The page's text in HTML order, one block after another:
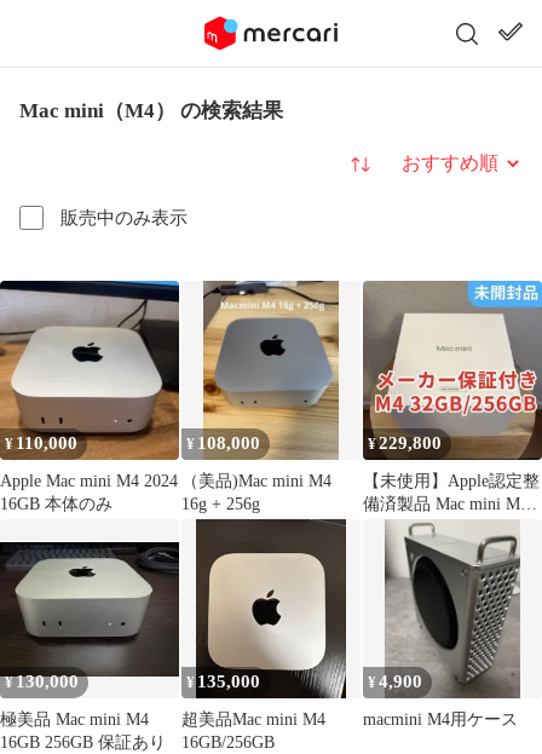
Mac mini（M4） の検索結果
販売中のみ表示
並び替え
¥ 110,000
Apple Mac mini M4 2024
16GB 本体のみ
¥ 108,000
（美品)Mac mini M4
16g + 256g
¥229,800
【未使用】Apple認定整
備済製品 Mac mini M4
32GB 256GB
¥130,000
極美品 Mac mini M4
16GB 256GB 保証あり
¥ 135,000
超美品Mac mini M4
16GB/256GB
¥4,900
macmini M4用ケース